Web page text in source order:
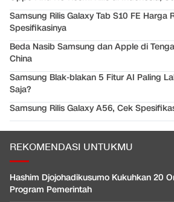
Samsung Rilis Galaxy Tab S10 FE Harga
Spesifikasinya
Beda Nasib Samsung dan Apple di
China
Samsung Blak-blakan 5 Fitur AI Paling
Saja?
Samsung Rilis Galaxy A56, Cek
REKOMENDASI UNTUKMU
Hashim Djojohadikusumo Kukuhkan 20
Program Pemerintah